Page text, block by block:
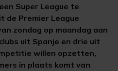
Super League te
de Premier League
zondag op maandag aan
uit Spanje en drie uit
willen opzetten,
in plaats komt van